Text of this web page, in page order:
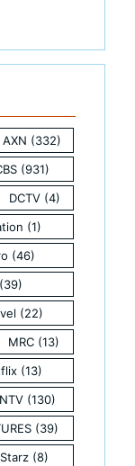
AXN (332)
(931)
DCTV (4)
(1)
(46)
(22)
MRC(13)
(13)
NTV (130)
(39)
Starz (8)